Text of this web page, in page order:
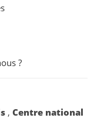
?
, Centre national